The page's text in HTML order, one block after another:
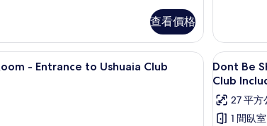
查看價格
有
相
片
-
Entrance
to
Ushuaia
Club
Included
的
高級寢具、迷你吧、客房內保險箱、書桌
- Entrance to Ushuaia Club
顯
示
Dont
Be
6
Dont Be
Club
27 平方
1 間臥室